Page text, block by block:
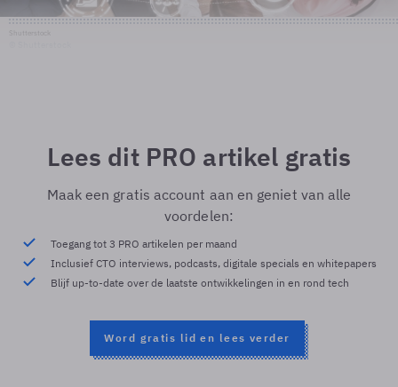
Lees dit PRO artikel gratis
Maak een gratis account aan en geniet van alle
voordelen:
Toegang tot 3 PRO artikelen per maand
Inclusief CTO interviews, podcasts, digitale specials en whitepapers
Blijf up-to-date over de laatste ontwikkelingen in en rond tech
Word gratis lid en lees verder